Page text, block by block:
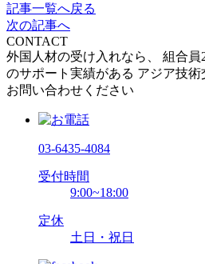
記事一覧へ戻る
次の記事へ
CONTACT
外国人材の受け入れなら、
組合員
のサポート実績がある アジア技術
お問い合わせください
03-6435-4084
受付時間
9:00~18:00
定休
土日・祝日